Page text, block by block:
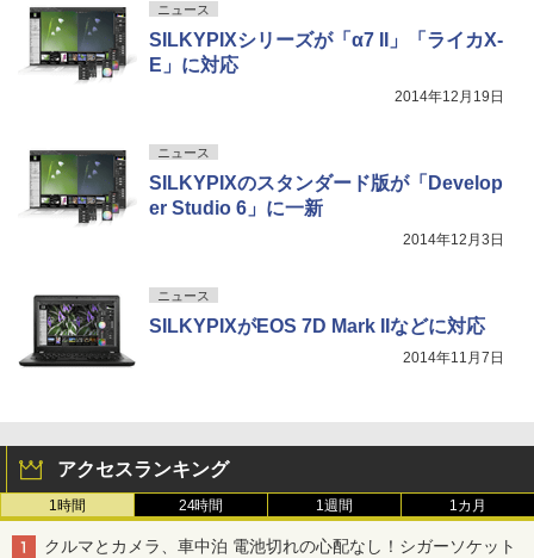
ニュース
SILKYPIXシリーズが「α7 II」「ライカX-
E」に対応
2014年12月19日
ニュース
SILKYPIXのスタンダード版が「Develop
er Studio 6」に一新
2014年12月3日
ニュース
SILKYPIXがEOS 7D Mark IIなどに対応
2014年11月7日
アクセスランキング
1時間 24時間 1週間 1カ月
クルマとカメラ、車中泊 電池切れの心配なし！シガーソケット